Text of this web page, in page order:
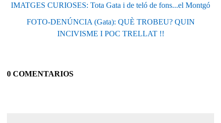
IMATGES CURIOSES: Tota Gata i de teló de fons...el Montgó
FOTO-DENÚNCIA (Gata): QUÈ TROBEU? QUIN
INCIVISME I POC TRELLAT !!
0 COMENTARIOS